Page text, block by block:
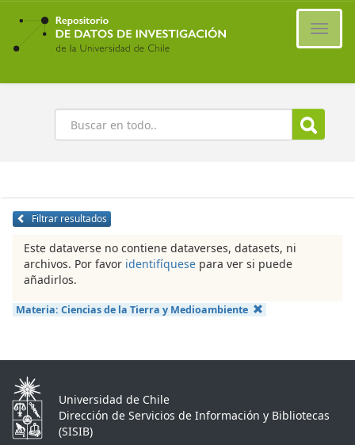
Ir
contenido
principal
Buscar
Filtrar resultados
Este dataverse no contiene dataverses, datasets, ni
archivos. Por favor identifíquese para ver si puede
añadirlos.
Materia: Ciencias de la Tierra y Medioambiente
Universidad de Chile
Dirección de Servicios de Información y Bibliotecas
(SISIB)